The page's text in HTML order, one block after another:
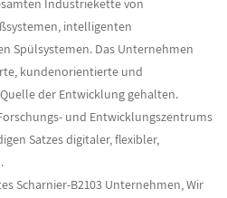
Industriekette von
intelligenten
Spülsystemen. Das Unternehmen
kundenorientierte und
der Entwicklung gehalten.
und Entwicklungszentrums
Satzes digitaler, flexibler,
Scharnier-B2103 Unternehmen, Wir